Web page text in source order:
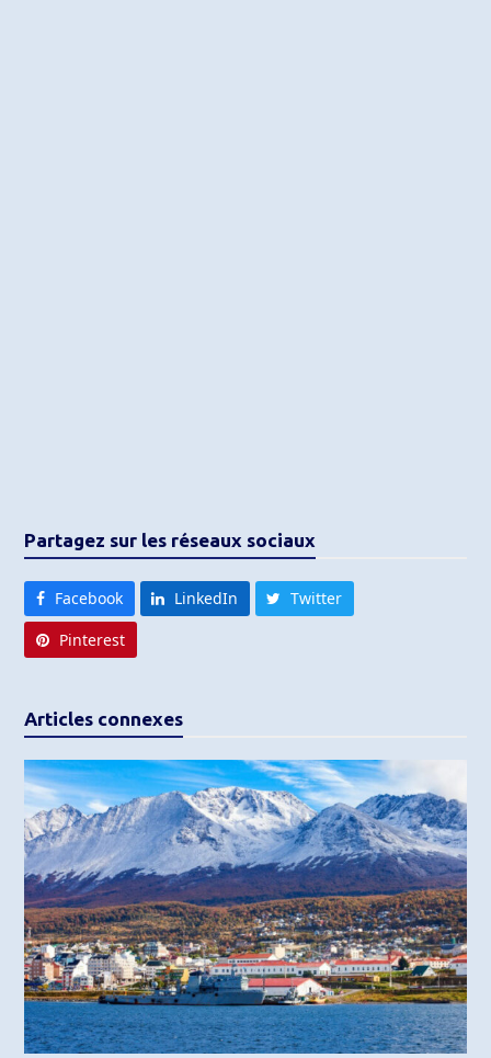
Partagez sur les réseaux sociaux
Facebook LinkedIn
Twitter
Pinterest
Articles connexes